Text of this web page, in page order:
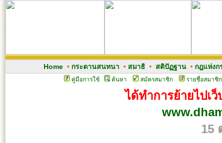
Home• กระดานสนทนา • สมาธิ• สติปัฏฐาน• กฎแห่งก
คู่มือการใช้ ค้นหา สมัครสมาชิก รายชื่อสมาชิก
ได้ทำการย้ายไปเ
15